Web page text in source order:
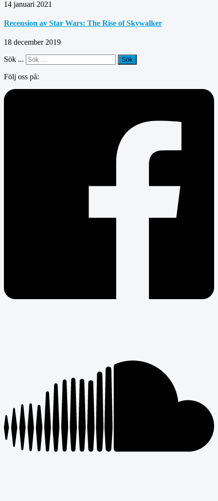
14 januari 2021
Recension av Star Wars: The Rise of Skywalker
18 december 2019
Sök ... Sök
Följ oss på: